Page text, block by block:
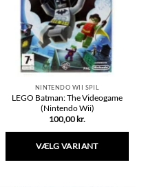
NINTENDO WII SPIL
LEGO Batman: The Videogame
(Nintendo Wii)
100,00 kr.
VÆLG VARIANT